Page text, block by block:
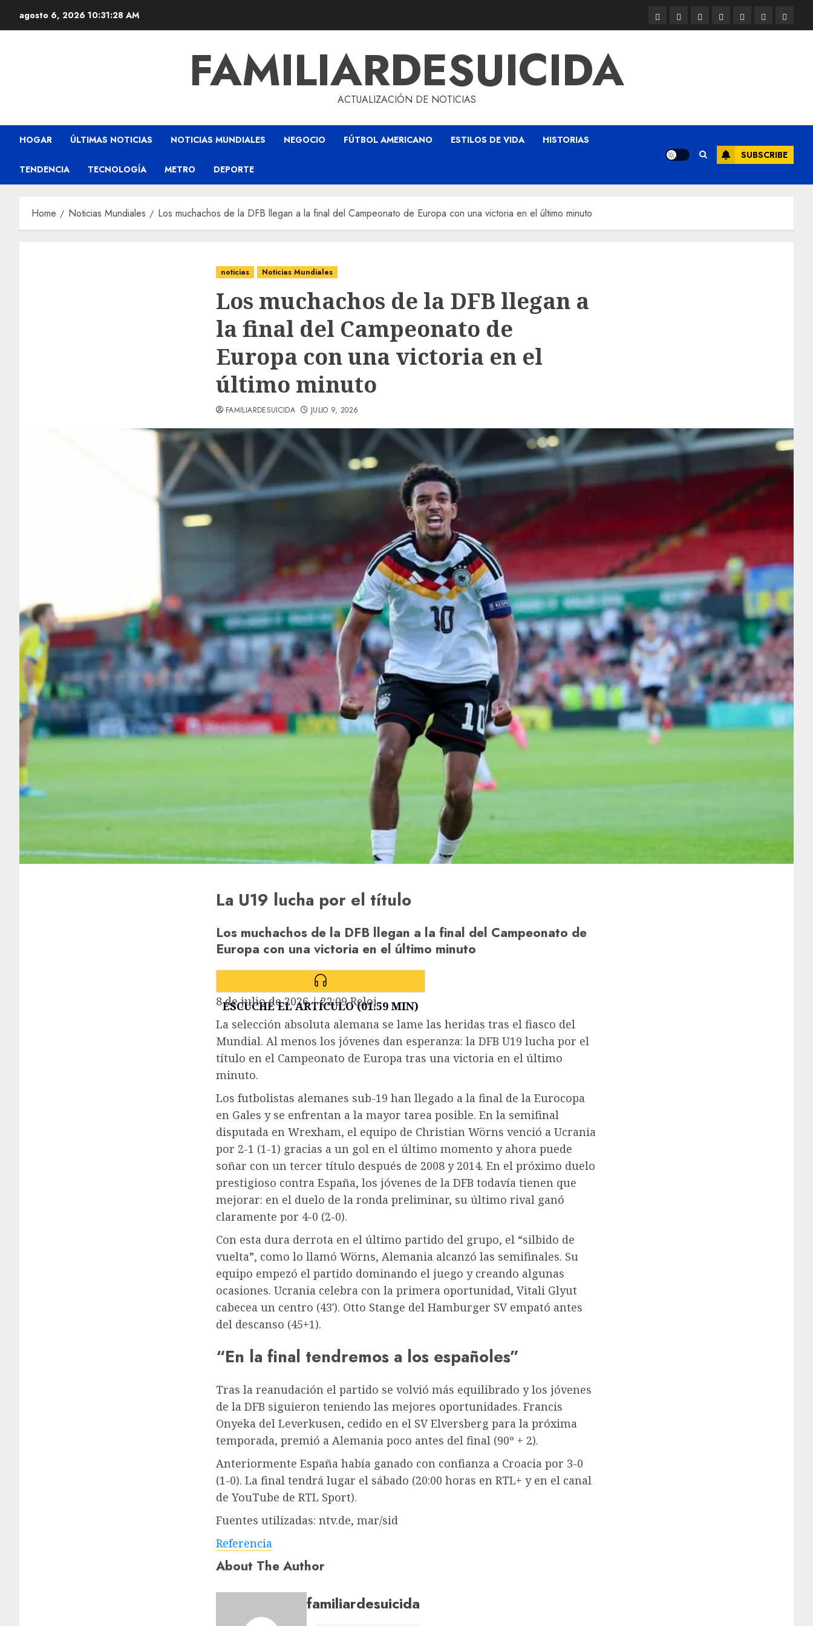
agosto 6, 2026 10:31:29 AM
FAMILIARDESUICIDA
ACTUALIZACIÓN DE NOTICIAS
HOGAR ÚLTIMAS NOTICIAS NOTICIAS MUNDIALES NEGOCIO FÚTBOL AMERICANO ESTILOS DE VIDA HISTORIAS
TENDENCIA TECNOLOGÍA METRO DEPORTE
SUBSCRIBE
Home Noticias Mundiales Los muchachos de la DFB llegan a la final del Campeonato de Europa con una victoria en el último minuto
noticias Noticias Mundiales
Los muchachos de la DFB llegan a
la final del Campeonato de
Europa con una victoria en el
último minuto
FAMILIARDESUICIDA JULIO 9, 2026
La U19 lucha por el título
Los muchachos de la DFB llegan a la final del Campeonato de
Europa con una victoria en el último minuto
ESCUCHE EL ARTÍCULO (01:59 MIN)
8 de julio de 2026|22:09Reloj
La selección absoluta alemana se lame las heridas tras el fiasco del
Mundial. Al menos los jóvenes dan esperanza: la DFB U19 lucha por el
título en el Campeonato de Europa tras una victoria en el último
minuto.
Los futbolistas alemanes sub-19 han llegado a la final de la Eurocopa
en Gales y se enfrentan a la mayor tarea posible. En la semifinal
disputada en Wrexham, el equipo de Christian Wörns venció a Ucrania
por 2-1 (1-1) gracias a un gol en el último momento y ahora puede
soñar con un tercer título después de 2008 y 2014. En el próximo duelo
prestigioso contra España, los jóvenes de la DFB todavía tienen que
mejorar: en el duelo de la ronda preliminar, su último rival ganó
claramente por 4-0 (2-0).
Con esta dura derrota en el último partido del grupo, el “silbido de
vuelta”, como lo llamó Wörns, Alemania alcanzó las semifinales. Su
equipo empezó el partido dominando el juego y creando algunas
ocasiones. Ucrania celebra con la primera oportunidad, Vitali Glyut
cabecea un centro (43′). Otto Stange del Hamburger SV empató antes
del descanso (45+1).
“En la final tendremos a los españoles”
Tras la reanudación el partido se volvió más equilibrado y los jóvenes
de la DFB siguieron teniendo las mejores oportunidades. Francis
Onyeka del Leverkusen, cedido en el SV Elversberg para la próxima
temporada, premió a Alemania poco antes del final (90º + 2).
Anteriormente España había ganado con confianza a Croacia por 3-0
(1-0). La final tendrá lugar el sábado (20:00 horas en RTL+ y en el canal
de YouTube de RTL Sport).
Fuentes utilizadas: ntv.de, mar/sid
Referencia
About The Author
familiardesuicida